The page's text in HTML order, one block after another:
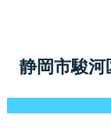
静岡市駿